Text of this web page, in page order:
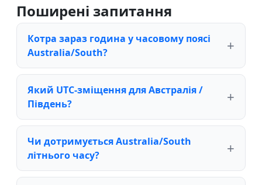
Поширені запитання
Котра зараз година у часовому поясі
Australia/South?
Який UTC-зміщення для Австралія /
Південь?
Чи дотримується Australia/South
літнього часу?